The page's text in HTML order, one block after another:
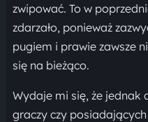
zwipować. To w
zdarzało, ponieważ
pugiem i prawie zawsze
się na bieżąco.
Wydaje mi się, że jednak
graczy czy